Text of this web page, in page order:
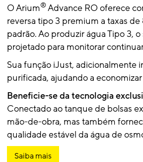
O Arium®Advance RO oferece
reversa tipo 3 premium a taxas
padrão. Ao produzir água Tipo 3,
projetado para monitorar
Sua função iJust, adicionalmente
purificada, ajudando a
Beneficie-se da tecnologia
Conectado ao tanque de bolsas
mão-de-obra, mas também
qualidade estável da água de
Saiba mais